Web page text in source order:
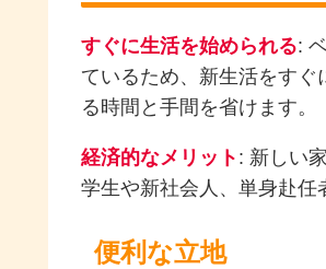
すぐに生活を始められる:
ているため、新生活をす
る時間と手間を省けます。
経済的なメリット : 新しい
学生や新社会人、単身赴任
便利な立地